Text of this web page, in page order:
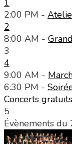
1
2:00 PM -
2
8:00 AM -
3
4
9:00 AM -
6:30 PM -
Concerts gratuits
5
Évènements